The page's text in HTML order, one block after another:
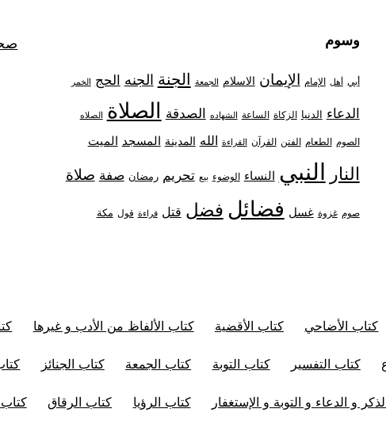
وسوم
أبي أهل الإمام الإيمان الاسلام الجمعة الجنة الجنه الحج الخمر
الدعاء الدنيا الزكاة الساعة الشهاده الصدقة الصلاة الصلاه
الصوم الطعام الفتن القرآن القراءة الله المدينة المسجد الميت
النار النبي النساء الوضوء بيع تحريم رمضان صفة صلاة
صوم غزوة غسل فضائل فضل قتل قراءة قول مكة
كتاب الأضاحي كتاب الأقضية كتاب الألفاظ من الأدب و غيرها
كتاب التفسير كتاب التوبة كتاب الجمعة كتاب الجنائز
و الدعاء و التوبة و الإستغفار كتاب الرؤيا كتاب الرقاق كتاب